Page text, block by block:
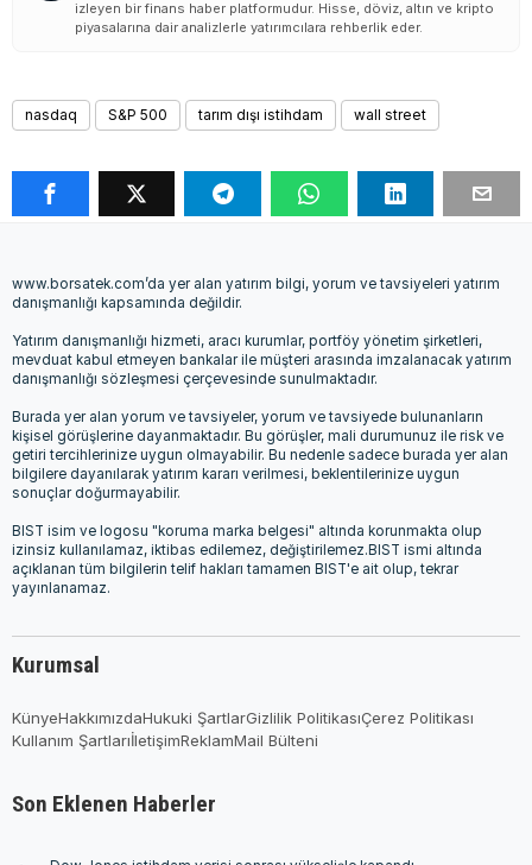
izleyen bir finans haber platformudur. Hisse, döviz, altın ve kripto
piyasalarına dair analizlerle yatırımcılara rehberlik eder.
nasdaq S&P 500 tarım dışı istihdam wall street
www.borsatek.com’da yer alan yatırım bilgi, yorum ve tavsiyeleri yatırım
danışmanlığı kapsamında değildir.
Yatırım danışmanlığı hizmeti, aracı kurumlar, portföy yönetim şirketleri,
mevduat kabul etmeyen bankalar ile müşteri arasında imzalanacak yatırım
danışmanlığı sözleşmesi çerçevesinde sunulmaktadır.
Burada yer alan yorum ve tavsiyeler, yorum ve tavsiyede bulunanların
kişisel görüşlerine dayanmaktadır. Bu görüşler, mali durumunuz ile risk ve
getiri tercihlerinize uygun olmayabilir. Bu nedenle sadece burada yer alan
bilgilere dayanılarak yatırım kararı verilmesi, beklentilerinize uygun
sonuçlar doğurmayabilir.
BIST isim ve logosu "koruma marka belgesi" altında korunmakta olup
izinsiz kullanılamaz, iktibas edilemez, değiştirilemez.BIST ismi altında
açıklanan tüm bilgilerin telif hakları tamamen BIST'e ait olup, tekrar
yayınlanamaz.
Kurumsal
KünyeHakkımızdaHukuki ŞartlarGizlilik PolitikasıÇerez Politikası
Kullanım ŞartlarıİletişimReklamMail Bülteni
Son Eklenen Haberler